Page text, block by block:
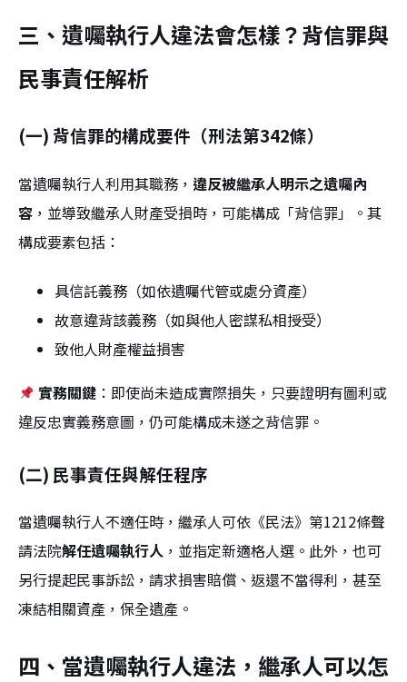
三、遺囑執行人違法會怎樣？背信罪與
民事責任解析
(一) 背信罪的構成要件（刑法第342條）
當遺囑執行人利用其職務， 違反被繼承人明示之遺囑內
容 ，並導致繼承人財產受損時，可能構成「背信罪」。其
構成要素包括：
具信託義務（如依遺囑代管或處分資產）
故意違背該義務（如與他人密謀私相授受）
致他人財產權益損害
實務關鍵 ：即使尚未造成實際損失，只要證明有圖利或
違反忠實義務意圖，仍可能構成未遂之背信罪。
(二) 民事責任與解任程序
當遺囑執行人不適任時，繼承人可依《民法》第1212條聲
請法院解任遺囑執行人 ，並指定新適格人選。此外，也可
另行提起民事訴訟，請求損害賠償、返還不當得利，甚至
凍結相關資產，保全遺產。
四、當遺囑執行人違法，繼承人可以怎